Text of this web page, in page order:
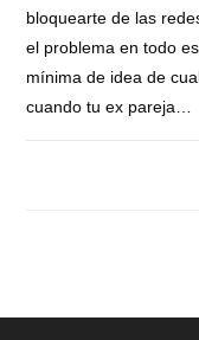
bloquearte de las
el problema en todo
mínima de idea de
cuando tu ex pareja…